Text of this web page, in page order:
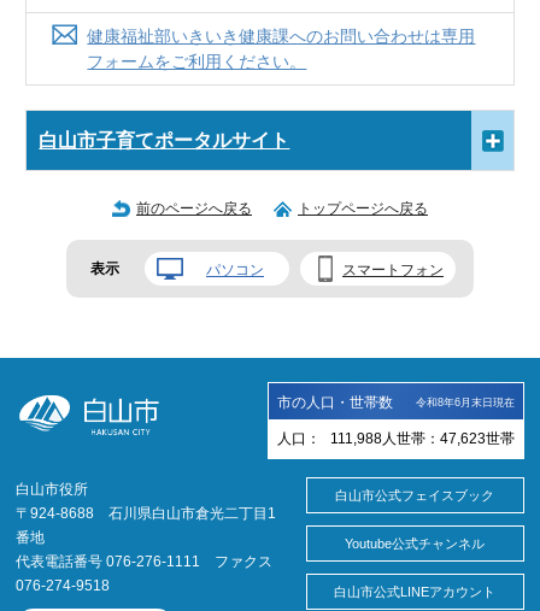
健康福祉部いきいき健康課へのお問い合わせは専用
フォームをご利用ください。
白山市子育てポータルサイト
前のページへ戻る トップページへ戻る
表示 パソコン スマートフォン
市の人口・世帯数 令和8年6月末日現在
人口： 111,988 人 世帯： 47,623世帯
白山市役所
〒924-8688 石川県白山市倉光二丁目1
番地
代表電話番号 076-276-1111 ファクス
076-274-9518
白山市公式フェイスブック
Youtube公式チャンネル
白山市公式LINEアカウント